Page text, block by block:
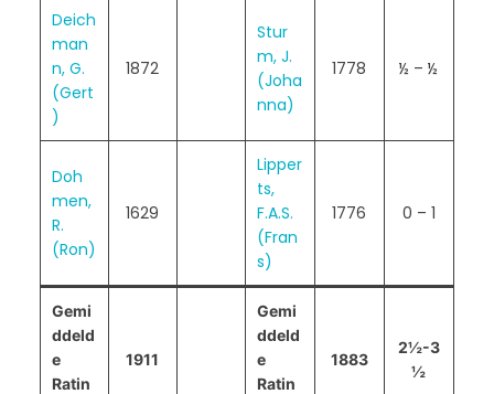
Deich
man
n, G.
(Gert
)
1872
Stur
m, J.
(Joha
nna)
1778 ½ – ½
Doh
men,
R.
(Ron)
1629
Lipper
ts,
F.A.S.
(Fran
s)
1776 0 – 1
Gemi
ddeld
e
Ratin
1911
Gemi
ddeld
e
Ratin
1883
2½-3
½